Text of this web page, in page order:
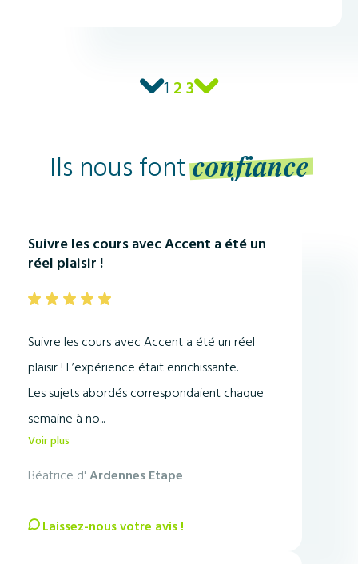
1 23
Ils nous fontconfiance
Suivre les cours avec Accent a été un
réel plaisir !
Suivre les cours avec Accent a été un réel
plaisir ! L’expérience était enrichissante.
Les sujets abordés correspondaient chaque
semaine à no...
Voir plus
Béatrice d'Ardennes Etape
Laissez-nous votre avis !